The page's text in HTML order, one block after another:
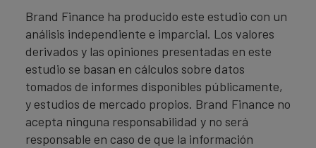
Brand Finance ha producido este estudio con un
análisis independiente e imparcial. Los valores
derivados y las opiniones presentadas en este
estudio se basan en cálculos sobre datos
tomados de informes disponibles públicamente,
y estudios de mercado propios. Brand Finance no
acepta ninguna responsabilidad y no será
responsable en caso de que la información